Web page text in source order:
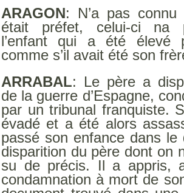
ARAGON: N’a pas
était préfet, celui-ci na
l’enfant qui a été élevé
comme s’il avait été son
ARRABAL: Le père a
de la guerre d’Espagne,
par un tribunal franquiste.
évadé et a été alors
passé son enfance dans le
disparition du père dont on
su de précis. Il a appris,
condamnation à mort de